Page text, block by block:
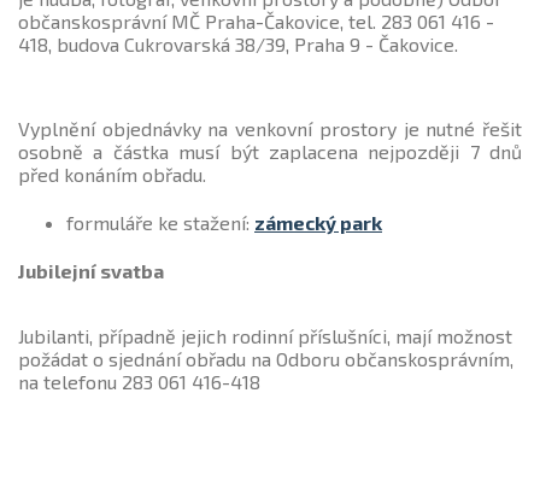
občanskosprávní MČ Praha-Čakovice, tel. 283 061 416 -
418, budova Cukrovarská 38/39, Praha 9 - Čakovice.
Vyplnění objednávky na venkovní prostory je nutné řešit
osobně a částka musí být zaplacena nejpozději 7 dnů
před konáním obřadu.
formuláře ke stažení: zámecký park
Jubilejní svatba
Jubilanti, případně jejich rodinní příslušníci, mají možnost
požádat o sjednání obřadu na Odboru občanskosprávním,
na telefonu 283 061 416-418